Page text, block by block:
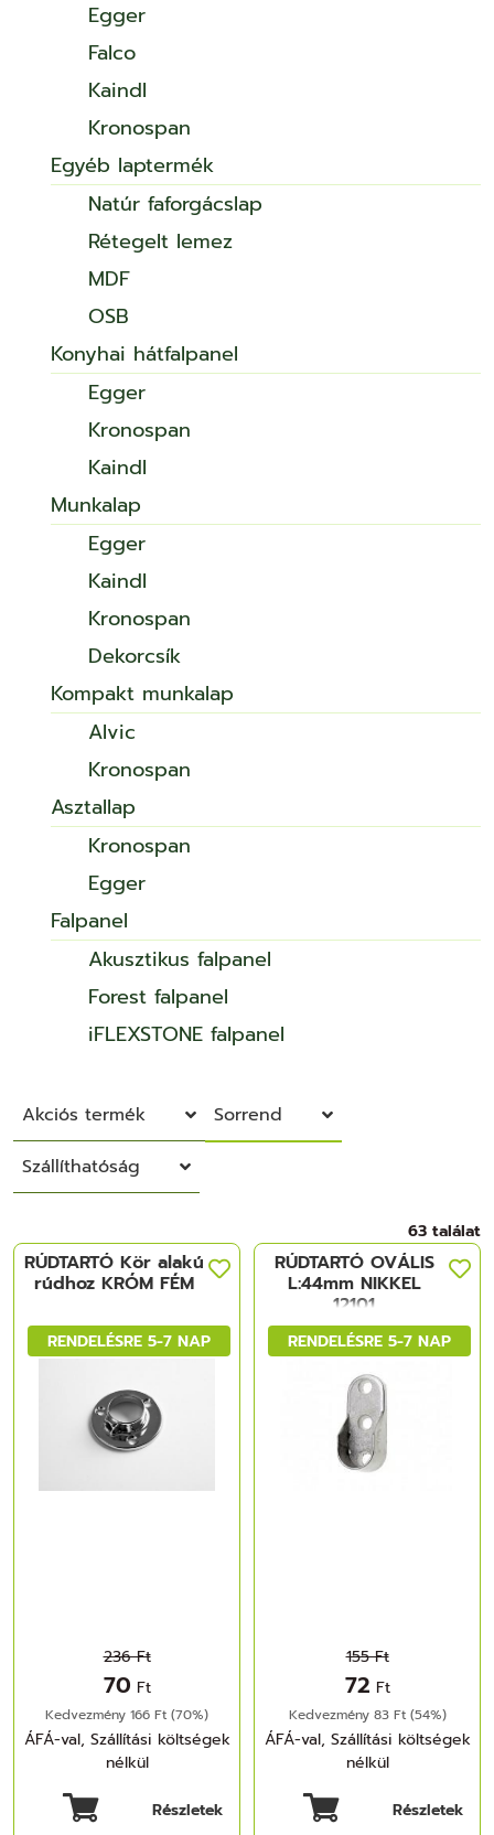
Egger
Falco
Kaindl
Kronospan
Egyéb laptermék
Natúr faforgácslap
Rétegelt lemez
MDF
OSB
Konyhai hátfalpanel
Egger
Kronospan
Kaindl
Munkalap
Egger
Kaindl
Kronospan
Dekorcsík
Kompakt munkalap
Alvic
Kronospan
Asztallap
Kronospan
Egger
Falpanel
Akusztikus falpanel
Forest falpanel
iFLEXSTONE falpanel
Akciós termék
Sorrend
Szállíthatóság
63 találat
RENDELÉSRE 5-7 NAP
RÚDTARTÓ Kör alakú
rúdhoz KRÓM FÉM
236 Ft
70 Ft
Kedvezmény 166 Ft (70%)
ÁFÁ-val, Szállítási költségek
nélkül
Részletek
RENDELÉSRE 5-7 NAP
RÚDTARTÓ OVÁLIS
L:44mm NIKKEL
12101
155 Ft
72 Ft
Kedvezmény 83 Ft (54%)
ÁFÁ-val, Szállítási költségek
nélkül
Részletek